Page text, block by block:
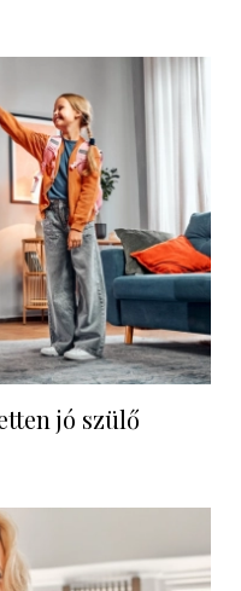
jó szülő